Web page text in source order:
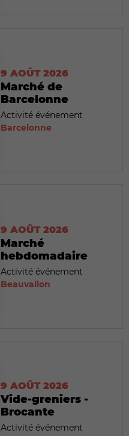
9 AOÛT 2026
Marché de
Barcelonne
Activité événement
Barcelonne
9 AOÛT 2026
Marché
hebdomadaire
Activité événement
Beauvallon
9 AOÛT 2026
Vide-greniers -
Brocante
Activité événement